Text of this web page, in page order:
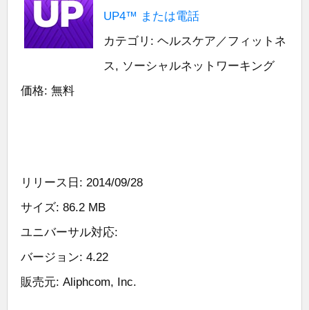
UP4™ または電話
カテゴリ: ヘルスケア／フィットネ
ス, ソーシャルネットワーキング
価格: 無料
リリース日: 2014/09/28
サイズ: 86.2 MB
ユニバーサル対応:
バージョン: 4.22
販売元: Aliphcom, Inc.